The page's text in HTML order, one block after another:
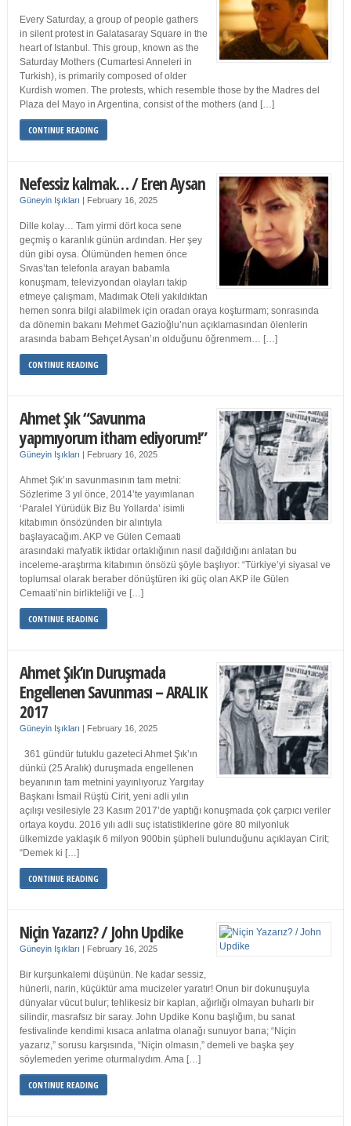
Every Saturday, a group of people gathers
in silent protest in Galatasaray Square in the
heart of Istanbul. This group, known as the
Saturday Mothers (Cumartesi Anneleri in
Turkish), is primarily composed of older
Kurdish women. The protests, which resemble those by the Madres del
Plaza del Mayo in Argentina, consist of the mothers (and […]
CONTINUE READING
Nefessiz kalmak… / Eren Aysan
Güneyin Işıkları | February 16, 2025
Dille kolay… Tam yirmi dört koca sene
geçmiş o karanlık günün ardından. Her şey
dün gibi oysa. Ölümünden hemen önce
Sıvas’tan telefonla arayan babamla
konuşmam, televizyondan olayları takip
etmeye çalışmam, Madımak Oteli yakıldıktan
hemen sonra bilgi alabilmek için oradan oraya koşturmam; sonrasında
da dönemin bakanı Mehmet Gazioğlu’nun açıklamasından ölenlerin
arasında babam Behçet Aysan’ın olduğunu öğrenmem… […]
CONTINUE READING
Ahmet Şık “Savunma
yapmıyorum itham ediyorum!”
Güneyin Işıkları | February 16, 2025
Ahmet Şık’ın savunmasının tam metni:
Sözlerime 3 yıl önce, 2014’te yayımlanan
‘Paralel Yürüdük Biz Bu Yollarda’ isimli
kitabımın önsözünden bir alıntıyla
başlayacağım. AKP ve Gülen Cemaati
arasındaki mafyatik iktidar ortaklığının nasıl dağıldığını anlatan bu
inceleme-araştırma kitabımın önsözü şöyle başlıyor: “Türkiye’yi siyasal ve
toplumsal olarak beraber dönüştüren iki güç olan AKP ile Gülen
Cemaati’nin birlikteliği ve […]
CONTINUE READING
Ahmet Şık’ın Duruşmada
Engellenen Savunması – ARALIK
2017
Güneyin Işıkları | February 16, 2025
361 gündür tutuklu gazeteci Ahmet Şık’ın
dünkü (25 Aralık) duruşmada engellenen
beyanının tam metnini yayınlıyoruz Yargıtay
Başkanı İsmail Rüştü Cirit, yeni adli yılın
açılışı vesilesiyle 23 Kasım 2017’de yaptığı konuşmada çok çarpıcı veriler
ortaya koydu. 2016 yılı adli suç istatistiklerine göre 80 milyonluk
ülkemizde yaklaşık 6 milyon 900bin şüpheli bulunduğunu açıklayan Cirit;
“Demek ki […]
CONTINUE READING
Niçin Yazarız? / John Updike
Güneyin Işıkları | February 16, 2025
Bir kurşunkalemi düşünün. Ne kadar sessiz,
hünerli, narin, küçüktür ama mucizeler yaratır! Onun bir dokunuşuyla
dünyalar vücut bulur; tehlikesiz bir kaplan, ağırlığı olmayan buharlı bir
silindir, masrafsız bir saray. John Updike Konu başlığım, bu sanat
festivalinde kendimi kısaca anlatma olanağı sunuyor bana; “Niçin
yazarız,” sorusu karşısında, “Niçin olmasın,” demeli ve başka şey
söylemeden yerime oturmalıydım. Ama […]
CONTINUE READING